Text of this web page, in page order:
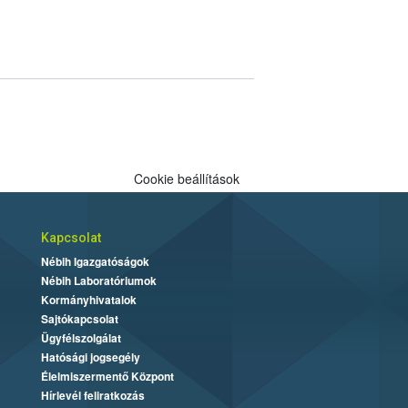
Cookie beállítások
Kapcsolat
Nébih Igazgatóságok
Nébih Laboratóriumok
Kormányhivatalok
Sajtókapcsolat
Ügyfélszolgálat
Hatósági jogsegély
Élelmiszermentő Központ
Hírlevél feliratkozás